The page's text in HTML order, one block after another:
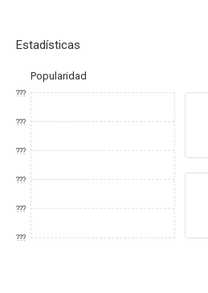
Estadísticas
Popularidad
???
???
???
???
???
???